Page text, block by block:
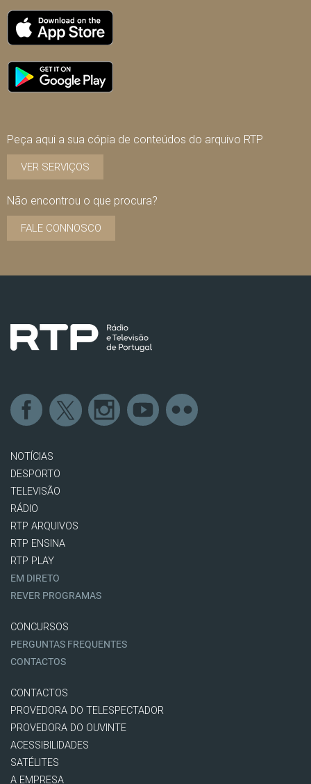
Peça aqui a sua cópia de conteúdos do arquivo RTP
VER SERVIÇOS
Não encontrou o que procura?
FALE CONNOSCO
NOTÍCIAS
DESPORTO
TELEVISÃO
RÁDIO
RTP ARQUIVOS
RTP ENSINA
RTP PLAY
EM DIRETO
REVER PROGRAMAS
CONCURSOS
PERGUNTAS FREQUENTES
CONTACTOS
CONTACTOS
PROVEDORA DO TELESPECTADOR
PROVEDORA DO OUVINTE
ACESSIBILIDADES
SATÉLITES
A EMPRESA